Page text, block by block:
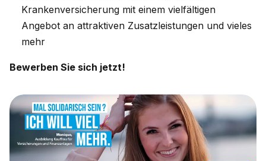
Krankenversicherung mit einem vielfältigen
Angebot an attraktiven Zusatzleistungen und vieles
mehr
Bewerben Sie sich jetzt!